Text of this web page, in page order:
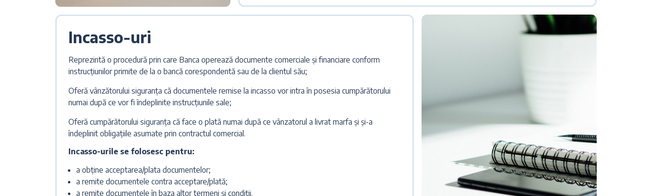
Incasso-uri
Reprezintă o procedură prin care Banca operează documente comerciale și financiare conform
instrucțiunilor primite de la o bancă corespondentă sau de la clientul său;
Oferă vânzătorului siguranța că documentele remise la incasso vor intra în posesia cumpărătorului
numai după ce vor fi îndeplinite instrucțiunile sale;
Oferă cumpărătorului siguranța că face o plată numai după ce vânzatorul a livrat marfa și și-a
îndeplinit obligațiile asumate prin contractul comercial.
Incasso-urile se folosesc pentru:
a obține acceptarea/plata documentelor;
a remite documentele contra acceptare/plată;
a remite documentele în baza altor termeni și condiții.